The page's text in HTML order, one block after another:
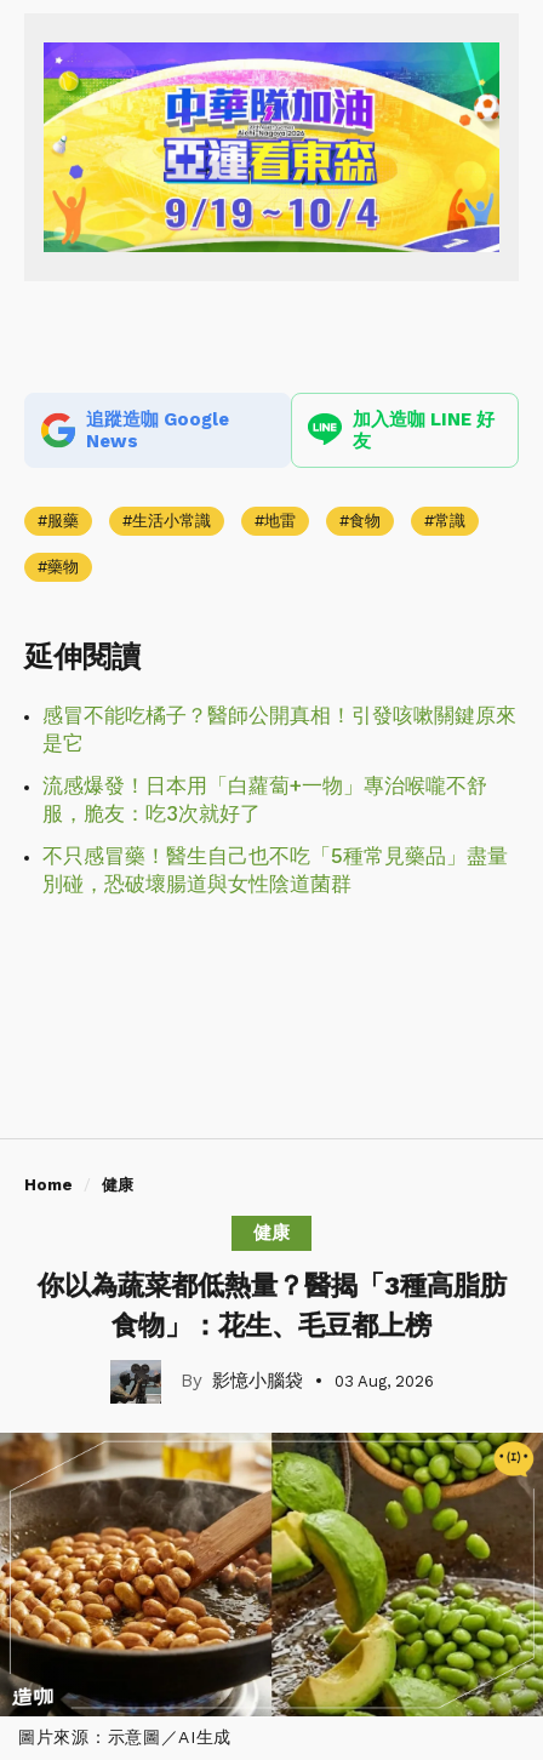
追蹤造咖 Google
News
加入造咖 LINE 好
友
服藥 生活小常識 地雷 食物 常識
藥物
延伸閱讀
感冒不能吃橘子？醫師公開真相！引發咳嗽關鍵原來
是它
流感爆發！日本用「白蘿蔔+一物」專治喉嚨不舒
服，脆友：吃3次就好了
不只感冒藥！醫生自己也不吃「5種常見藥品」盡量
別碰，恐破壞腸道與女性陰道菌群
Home 健康
健康
你以為蔬菜都低熱量？醫揭「3種高脂肪
食物」：花生、毛豆都上榜
影憶小腦袋 03 Aug, 2026
圖片來源：示意圖／AI生成